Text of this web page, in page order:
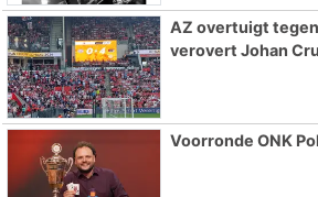
AZ overtuigt
verovert Johan
Voorronde ONK